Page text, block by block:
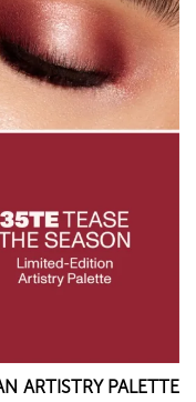
ARTISTRY PALETTE